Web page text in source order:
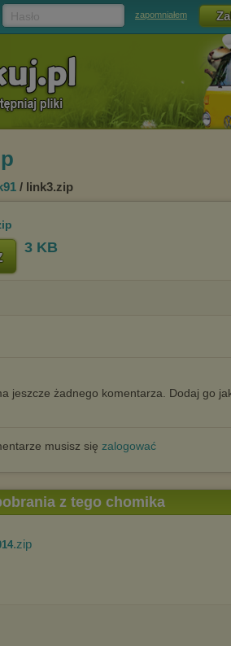
zapomniałem
/ link3.zip
3 KB
jeszcze żadnego komentarza. Dodaj go
musisz się zalogować
z tego chomika
.zip